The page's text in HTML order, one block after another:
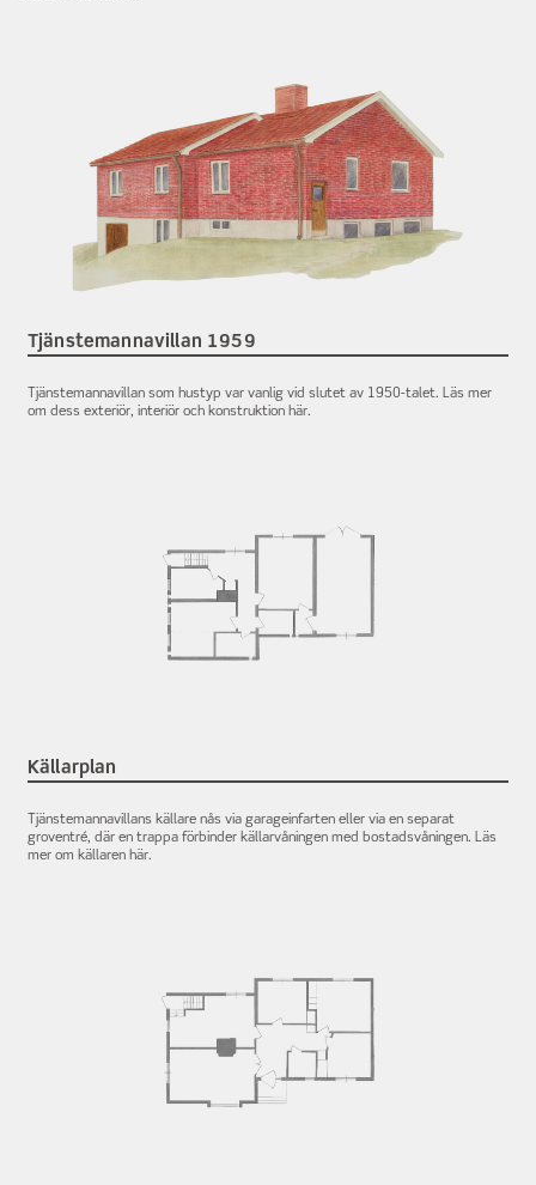
Tjänstemannavillan 1959
Tjänstemannavillan som hustyp var vanlig vid slutet av 1950-talet. Läs mer
om dess exteriör, interiör och konstruktion här.
Källarplan
Tjänstemannavillans källare nås via garageinfarten eller via en separat
groventré, där en trappa förbinder källarvåningen med bostadsvåningen. Läs
mer om källaren här.